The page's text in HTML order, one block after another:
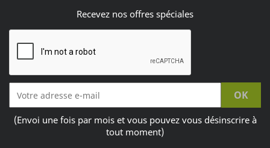
Recevez nos offres spéciales
(Envoi une fois par mois et vous pouvez vous désinscrire à
tout moment)